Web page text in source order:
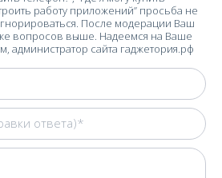
работу приложений” просьба не
После модерации Ваш
вопросов выше. Надеемся на Ваше
администратор сайта гаджетория.рф